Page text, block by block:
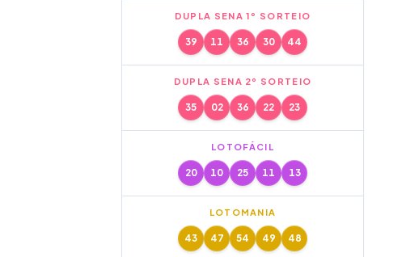
DUPLA SENA 1º SORTEIO
39 11 36 30 44
DUPLA SENA 2º SORTEIO
35 02 36 22 23
LOTOFÁCIL
20 10 25 11 13
LOTOMANIA
43 47 54 49 48